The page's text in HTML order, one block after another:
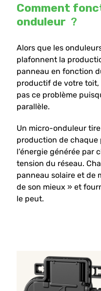
Comment
onduleur ?
Alors que les
plafonnent la
panneau en fonction
productif de votre toit,
pas ce problème
parallèle.
Un micro-onduleur
production de
l’énergie générée par
tension du réseau.
panneau solaire et de
de son mieux » et
le peut.